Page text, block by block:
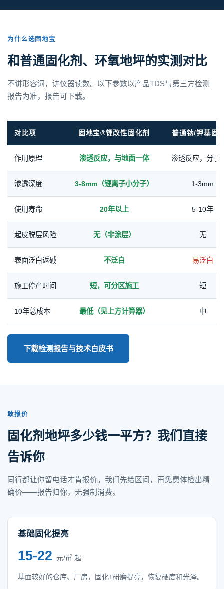
为什么选固地宝
和普通固化剂、环氧地坪的实测对比
不讲形容词，讲仪器读数。以下参数以产品TDS与第三方检测
报告为准，报告可下载。
对比项 固地宝®锂改性固化剂 普通钠/钾基固
作用原理 渗透反应，与地面一体 渗透反应，分子
渗透深度 3-8mm（锂离子小分子） 1-3mm
使用寿命 20年以上 5-10年
起皮脱层风险 无（非涂层） 无
表面泛白返碱 不泛白 易泛白
施工停产时间 短，可分区施工 短
10年总成本 最低（见上方计算器） 中
下载检测报告与技术白皮书
敢报价
固化剂地坪多少钱一平方？我们直接
告诉你
同行都让你留电话才肯报价。我们先给区间，再免费体检出精
确价——报告归你，无强制消费。
基础固化提亮
15-22 元/㎡ 起
基面较好的仓库、厂房，固化+研磨提亮，恢复硬度和光泽。